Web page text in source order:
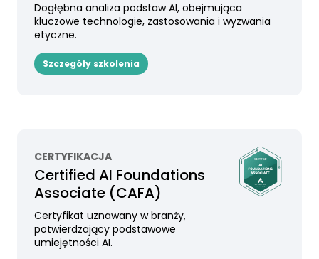
Dogłębna analiza podstaw AI, obejmująca
kluczowe technologie, zastosowania i wyzwania
etyczne.
Szczegóły szkolenia
CERTYFIKACJA
Certified AI Foundations
Associate (CAFA)
Certyfikat uznawany w branży,
potwierdzający podstawowe
umiejętności AI.